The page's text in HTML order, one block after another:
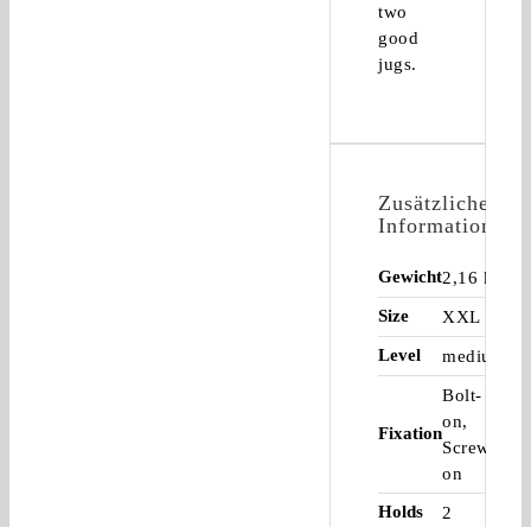
two
good
jugs.
Zusätzliche
Informationen
Gewicht2,16 kg
Size
XXL
Level
medium
Fixation
Bolt-
on,
Screw-
on
Holds
2